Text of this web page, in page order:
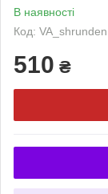
В наявності
Код:
510 ₴